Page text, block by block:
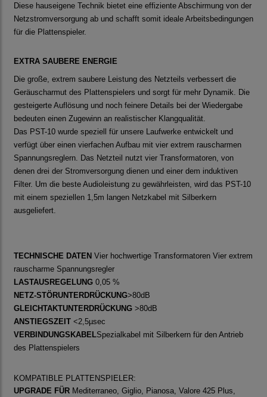
Diese hauseigene Technik bietet eine effiziente Abschirmung von der
Netzstromversorgung ab und schafft somit ideale Arbeitsbedingungen
für die Plattenspieler.
EXTRA SAUBERE ENERGIE
Die große, extrem saubere Leistung des Netzteils verbessert die
Geräuscharmut des Plattenspielers und sorgt für mehr Dynamik. Die
gesteigerte Auflösung und noch feinere Details bei der Wiedergabe
bedeuten einen Zugewinn an realistischer Klangqualität.
Das PST-10 wurde speziell für unsere Laufwerke entwickelt und
verfügt über einen vierfachen Aufbau mit vier extrem rauscharmen
Spannungsreglern. Das Netzteil nutzt vier Transformatoren, von
denen drei der Stromversorgung dienen und einer dem induktiven
Filter. Um die beste Audioleistung zu gewährleisten, wird das PST-10
mit einem speziellen 1,5m langen Netzkabel mit Silberkern
ausgeliefert.
TECHNISCHE DATEN Vier hochwertige Transformatoren Vier extrem
rauscharme Spannungsregler
LASTAUSREGELUNG 0,05 %
NETZ-STÖRUNTERDRÜCKUNG>80dB
GLEICHTAKTUNTERDRÜCKUNG >80dB
ANSTIEGSZEIT <2,5µsec
VERBINDUNGSKABELSpezialkabel mit Silberkern für den Antrieb
des Plattenspielers
KOMPATIBLE PLATTENSPIELER:
UPGRADE FÜR Mediterraneo, Giglio, Pianosa, Valore 425 Plus,